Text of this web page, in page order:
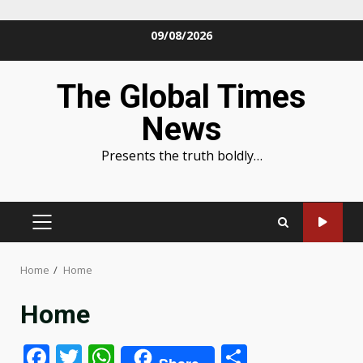
09/08/2026
The Global Times
News
Presents the truth boldly…
PRIMARY
Home Home
Home